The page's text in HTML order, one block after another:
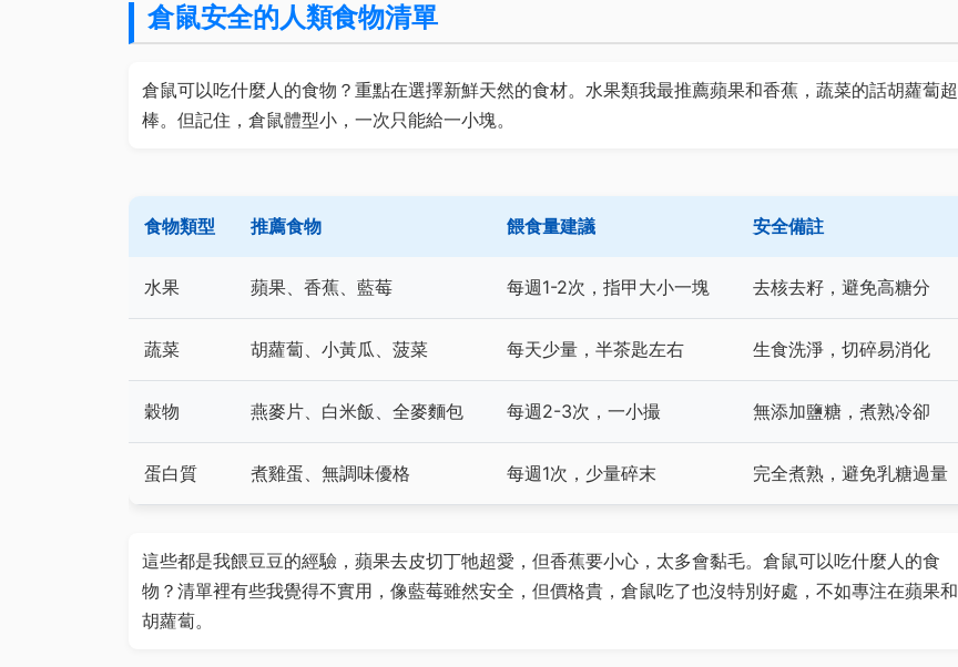
倉鼠安全的人類食物清單
倉鼠可以吃什麼人的食物？重點在選擇新鮮天然的食材。水果類我最推薦蘋果和香蕉，蔬菜的話胡蘿蔔超
棒。但記住，倉鼠體型小，一次只能給一小塊。
食物類型 推薦食物 餵食量建議 安全備註
水果 蘋果、香蕉、藍莓 每週1-2次，指甲大小一塊 去核去籽，避免高糖分
蔬菜 胡蘿蔔、小黃瓜、菠菜 每天少量，半茶匙左右 生食洗淨，切碎易消化
穀物 燕麥片、白米飯、全麥麵包 每週2-3次，一小撮 無添加鹽糖，煮熟冷卻
蛋白質 煮雞蛋、無調味優格 每週1次，少量碎末 完全煮熟，避免乳糖過量
這些都是我餵豆豆的經驗，蘋果去皮切丁牠超愛，但香蕉要小心，太多會黏毛。倉鼠可以吃什麼人的食
物？清單裡有些我覺得不實用，像藍莓雖然安全，但價格貴，倉鼠吃了也沒特別好處，不如專注在蘋果和
胡蘿蔔。